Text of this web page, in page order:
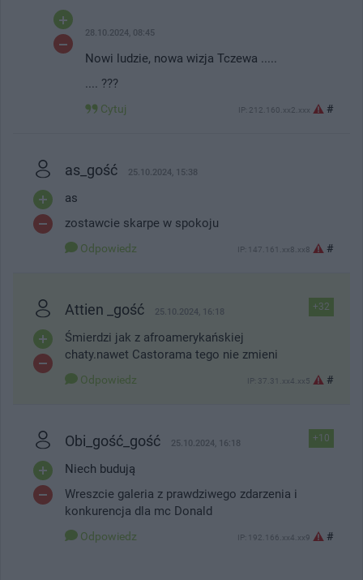
28.10.2024, 08:45
Nowi ludzie, nowa wizja Tczewa .....
.... ???
Cytuj IP: 212.160.xx2.xxx #
as_gość 25.10.2024, 15:38
as
zostawcie skarpe w spokoju
Odpowiedz IP: 147.161.xx8.xx8 #
+32
Attien _gość 25.10.2024, 16:18
Śmierdzi jak z afroamerykańskiej
chaty.nawet Castorama tego nie zmieni
Odpowiedz IP: 37.31.xx4.xx5 #
+10
Obi_gość_gość 25.10.2024, 16:18
Niech budują
Wreszcie galeria z prawdziwego zdarzenia i
konkurencja dla mc Donald
Odpowiedz IP: 192.166.xx4.xx9 #